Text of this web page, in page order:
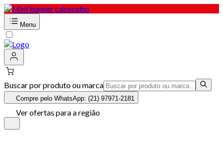
Menu
Buscar por produto ou marca
Compre pelo WhatsApp: (21) 97971-2181
Ver ofertas para a região